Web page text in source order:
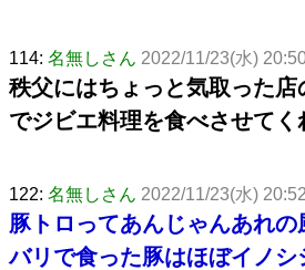
114: 名無しさん 2022/11/23(水)
秩父にはちょっと気取った
でジビエ料理を食べさせてく
122: 名無しさん 2022/11/23(水)
豚トロってあんじゃんあれの
バリで食った豚はほぼイノシ